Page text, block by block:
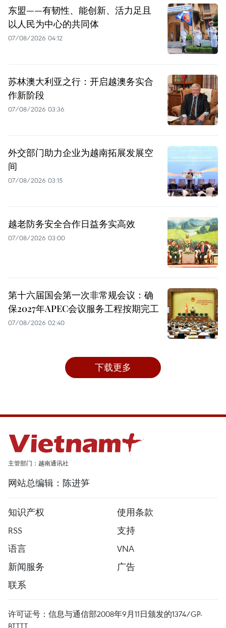
东盟——有韧性、能创新、活力足且
以人民为中心的共同体
07/08/2026 04:12
苏林澳大利亚之行：开启越澳务实合
作新阶段
07/08/2026 03:36
外交部门助力企业为越南拓展发展空
间
07/08/2026 03:15
越老防务安全合作日益务实高效
07/08/2026 03:00
第十六届国会第一次非常规会议：确
保2027年APEC会议服务工程按期完工
07/08/2026 02:40
下载更多
主管部门：越南通讯社
网站总编辑：陈进笋
知识产权
使用条款
RSS
支持
语言
VNA
新闻服务
广告
联系
许可证号：信息与通信部2008年9月11日颁发的1374/GP-
BTTTT。